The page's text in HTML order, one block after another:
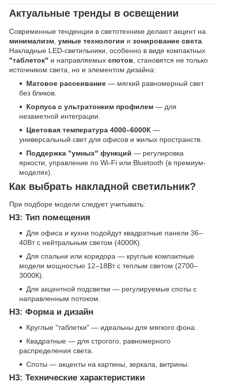
Актуальные тренды в освещении
Современные тенденции в светотехнике делают акцент на
минимализм умные технологии и зонирование света
Накладные LED-светильники, особенно в виде компактных
"таблеток" и направляемых спотов , становятся не только
источником света, но и элементом дизайна:
Матовое рассеивание — мягкий равномерный свет
без бликов.
Корпуса с ультратонким профилем — для
незаметной интеграции.
Цветовая температура 4000–6000К —
универсальный свет для офисов и жилых пространств.
Поддержка "умных" функций — регулировка
яркости, управление по Wi-Fi или Bluetooth (в премиум-
моделях).
Как выбрать накладной светильник?
При подборе модели следует учитывать:
H3: Тип помещения
Для офиса и кухни подойдут квадратные панели 36–
40Вт с нейтральным светом (4000К).
Для спальни или коридора — круглые компактные
модели мощностью 12–18Вт с теплым светом (2700–
3000К).
Для акцентной подсветки — регулируемые споты с
направленным потоком.
H3: Форма и дизайн
Круглые "таблетки" — идеальны для мягкого фона.
Квадратные — для строгого, равномерного
распределения света.
Споты — акценты на картины, зеркала, витрины.
H3: Технические характеристики